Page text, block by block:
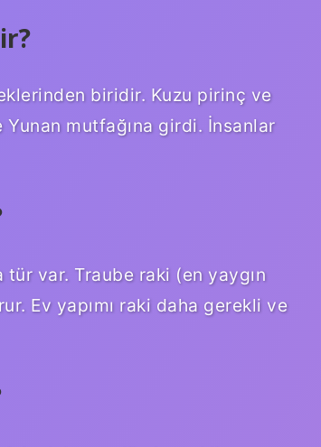
biridir. Kuzu pirinç ve
mutfağına girdi. İnsanlar
var. Traube raki (en yaygın
Ev yapımı raki daha gerekli ve